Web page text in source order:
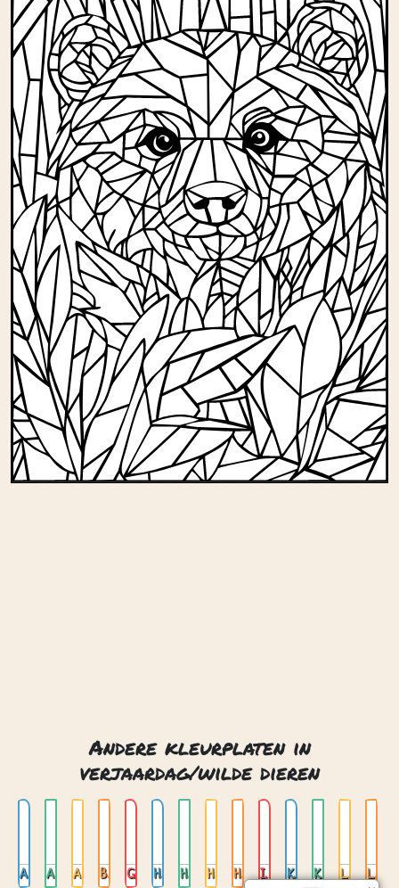
Andere kleurplaten in
verjaardag/wilde dieren
Aap Aap in een boom Apen Beer Hert Hoofd van een beer Hoofd van een leeuw Hoofd van een tijger Ijsbeer Kameel Koala Leeuw
Leeuw 02